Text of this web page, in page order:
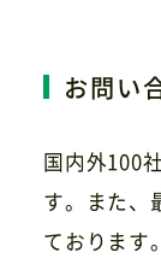
お問い
国内外100
す。また、
ております。